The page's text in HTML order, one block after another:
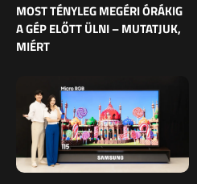
MOST TÉNYLEG MEGÉRI ÓRÁKIG
A GÉP ELŐTT ÜLNI – MUTATJUK,
MIÉRT